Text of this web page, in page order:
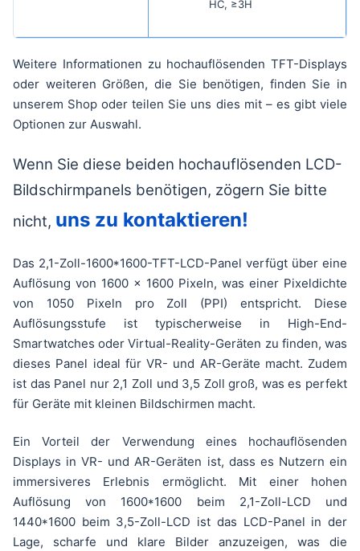
HC, ≥3H
Weitere Informationen zu hochauflösenden TFT-Displays
oder weiteren Größen, die Sie benötigen, finden Sie in
unserem Shop oder teilen Sie uns dies mit – es gibt viele
Optionen zur Auswahl.
Wenn Sie diese beiden hochauflösenden LCD-
Bildschirmpanels benötigen, zögern Sie bitte
nicht, uns zu kontaktieren!
Das 2,1-Zoll-1600*1600-TFT-LCD-Panel verfügt über eine
Auflösung von 1600 x 1600 Pixeln, was einer Pixeldichte
von 1050 Pixeln pro Zoll (PPI) entspricht. Diese
Auflösungsstufe ist typischerweise in High-End-
Smartwatches oder Virtual-Reality-Geräten zu finden, was
dieses Panel ideal für VR- und AR-Geräte macht. Zudem
ist das Panel nur 2,1 Zoll und 3,5 Zoll groß, was es perfekt
für Geräte mit kleinen Bildschirmen macht.
Ein Vorteil der Verwendung eines hochauflösenden
Displays in VR- und AR-Geräten ist, dass es Nutzern ein
immersiveres Erlebnis ermöglicht. Mit einer hohen
Auflösung von 1600*1600 beim 2,1-Zoll-LCD und
1440*1600 beim 3,5-Zoll-LCD ist das LCD-Panel in der
Lage, scharfe und klare Bilder anzuzeigen, was die